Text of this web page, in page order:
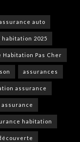
auto
2025
Habitation Pas Cher
assurances
assurance
assurance
habitation